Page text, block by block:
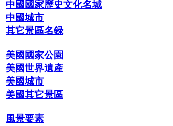
中國國家歷史文化名城
中國城市
其它景區名録
美國國家公園
美國世界遺產
美國城市
美國其它景區
風景要素